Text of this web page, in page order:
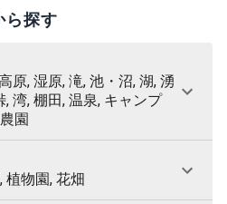
ら探す
原, 湿原, 滝, 池・沼, 湖, 湧
湾, 棚田, 温泉, キャンプ
園
植物園, 花畑